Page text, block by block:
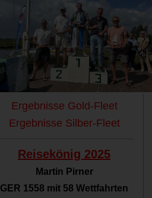
Ergebnisse Gold-Fleet
Ergebnisse Silber-Fleet
Reisekönig 2025
Martin Pirner
GER 1558 mit 58 Wettfahrten